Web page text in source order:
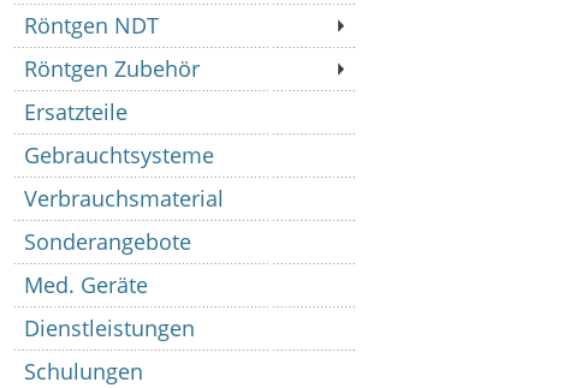
Röntgen NDT
Röntgen Zubehör
Ersatzteile
Gebrauchtsysteme
Verbrauchsmaterial
Sonderangebote
Med. Geräte
Dienstleistungen
Schulungen